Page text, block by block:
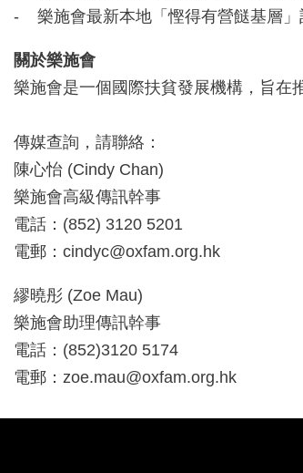
- 樂施會最新本地「慳得有營餸基層」
關於樂施會
樂施會是一個國際扶貧發展機構，旨在
傳媒查詢，請聯絡：
陳心怡 (Cindy Chan)
樂施會高級傳訊幹事
電話：(852) 3120 5201
電郵： cindyc@oxfam.org.hk
繆曉彤 (Zoe Mau)
樂施會助理傳訊幹事
電話：(852)3120 5174
電郵： zoe.mau@oxfam.org.hk